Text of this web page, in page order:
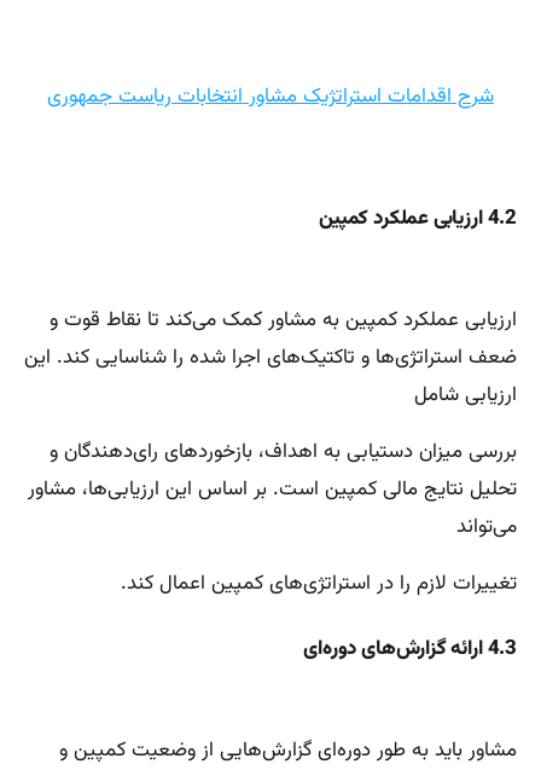
شرح اقدامات استراتژیک مشاور انتخابات ریاست جمهوری
4.2 ارزیابی عملکرد کمپین
ارزیابی عملکرد کمپین به مشاور کمک می‌کند تا نقاط قوت و
ضعف استراتژی‌ها و تاکتیک‌های اجرا شده را شناسایی کند. این
ارزیابی شامل
بررسی میزان دستیابی به اهداف، بازخوردهای رای‌دهندگان و
تحلیل نتایج مالی کمپین است. بر اساس این ارزیابی‌ها، مشاور
می‌تواند
تغییرات لازم را در استراتژی‌های کمپین اعمال کند.
4.3 ارائه گزارش‌های دوره‌ای
مشاور باید به طور دوره‌ای گزارش‌هایی از وضعیت کمپین و